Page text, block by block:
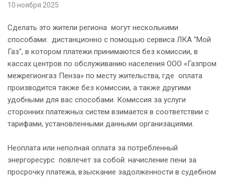
10 ноября 2025
Сделать это жители региона могут несколькими
способами: дистанционно с помощью сервиса ЛКА "Мой
Газ", в котором платежи принимаются без комиссии, в
кассах центров по обслуживанию населения ООО «Газпром
межрегионгаз Пенза» по месту жительства, где оплата
производится также без комиссии, а также другими
удобными для вас способами. Комиссия за услуги
сторонних платежных систем взимается в соответствии с
тарифами, установленными данными организациями.
Неоплата или неполная оплата за потребленный
энергоресурс повлечет за собой: начисление пени за
просрочку платежа, взыскание задолженности в судебном